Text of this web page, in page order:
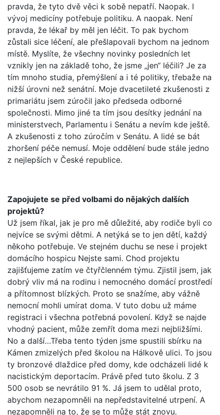
pravda, že tyto dvě věci k sobě nepatří. Naopak. I
vývoj medicíny potřebuje politiku. A naopak. Není
pravda, že lékař by měl jen léčit. To pak bychom
zůstali sice léčení, ale přešlapovali bychom na jednom
místě. Myslíte, že všechny novinky posledních let
vznikly jen na základě toho, že jsme „jen“ léčili? Je za
tím mnoho studia, přemýšlení a i té politiky, třebaže na
nižší úrovni než senátní. Moje dvacetileté zkušenosti z
primariátu jsem zúročil jako předseda odborné
společnosti. Mimo jiné ta tím jsou desítky jednání na
ministerstvech, Parlamentu i Senátu a nevím kde ještě.
A zkušenosti z toho zúročím v Senátu. A lidé se bát
zhoršení péče nemusí. Moje oddělení bude stále jedno
z nejlepších v České republice.
Zapojujete se před volbami do nějakých dalších
projektů?
Už jsem říkal, jak je pro mě důležité, aby rodiče byli co
nejvíce se svými dětmi. A netýká se to jen dětí, každý
někoho potřebuje. Ve stejném duchu se nese i projekt
domácího hospicu Nejste sami. Chod projektu
zajišťujeme zatím ve čtyřčlenném týmu. Zjistil jsem, jak
dobrý vliv má na rodinu i nemocného domácí prostředí
a přítomnost blízkých. Proto se snažíme, aby vážně
nemocní mohli umírat doma. V tuto dobu už máme
registraci i všechna potřebná povolení. Když se najde
vhodný pacient, může zemřít doma mezi nejbližšími.
No a další…Třeba tento týden jsme spustili sbírku na
Kámen zmizelých před školou na Hálkově ulici. To jsou
ty bronzové dlaždice před domy, kde odcházeli lidé k
nacistickým deportacím. Právě před tuto školu. Z 3
500 osob se nevrátilo 91 %. Já jsem to udělal proto,
abychom nezapomněli na nepředstavitelné utrpení. A
nezapomněli na to, že se to může stát znovu.